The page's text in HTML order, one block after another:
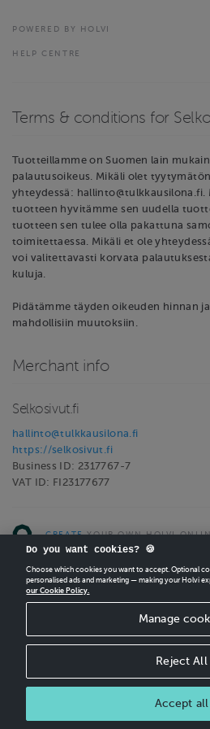
POWERED BY HOLVI
HELP CENTRE
Terms & conditions for
Tuotteillamme on Suomen lain
palautusoikeus. Mikäli olet
yhteydessä: hallinto@tulkkausilona.fi.
tuotteen hyvitämme sen uudella
tuotteen sen tulee olla pakattuna
toimitettaessa. Mikäli et ole
voi valitettavasti korvata
kuluja.
Pidätämme täyden oikeuden hinnan
mahdollisiin muutoksiin.
Merchant info
Selkosivut.fi
hallinto@tulkkausilona.fi
https://selkosivut.fi
Business ID: 2317767-7
VAT ID: FI23177677
CREATEYOUR OWN HOLVI
Holvi Payment Services Ltd is regulated by
Finland as an Authorised Payment Institution
European Economic Area.
© 2026 Holvi Payment Services Ltd.
Shop Terms and Conditions
Do you want cookies? 🍪
Choose which cookies you want to accept. Optional
personalised ads and marketing — making your Holvi
our Cookie Policy.
Manage
Reject All
Accept all